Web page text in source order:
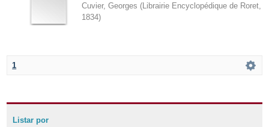
Cuvier, Georges ( Librairie Encyclopédique de Roret
1834)
1
Listar por